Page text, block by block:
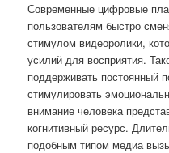
Современные цифровые
пользователям быстро
стимулом видеоролики,
усилий для восприятия.
поддерживать постоянный
стимулировать
внимание человека
когнитивный ресурс.
подобным типом медиа